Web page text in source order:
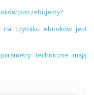
potrzebujemy?
na czytniku ebooków jest
techniczne mają